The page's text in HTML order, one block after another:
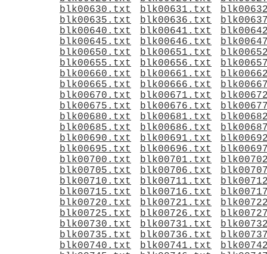
blk00630.txt
blk00631.txt
blk00635.txt
blk00636.txt
blk00640.txt
blk00641.txt
blk00645.txt
blk00646.txt
blk00650.txt
blk00651.txt
blk00655.txt
blk00656.txt
blk00660.txt
blk00661.txt
blk00665.txt
blk00666.txt
blk00670.txt
blk00671.txt
blk00675.txt
blk00676.txt
blk00680.txt
blk00681.txt
blk00685.txt
blk00686.txt
blk00690.txt
blk00691.txt
blk00695.txt
blk00696.txt
blk00700.txt
blk00701.txt
blk00705.txt
blk00706.txt
blk00710.txt
blk00711.txt
blk00715.txt
blk00716.txt
blk00720.txt
blk00721.txt
blk00725.txt
blk00726.txt
blk00730.txt
blk00731.txt
blk00735.txt
blk00736.txt
blk00740.txt
blk00741.txt